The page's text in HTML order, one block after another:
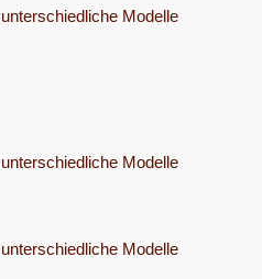
Modelle
Modelle
Modelle